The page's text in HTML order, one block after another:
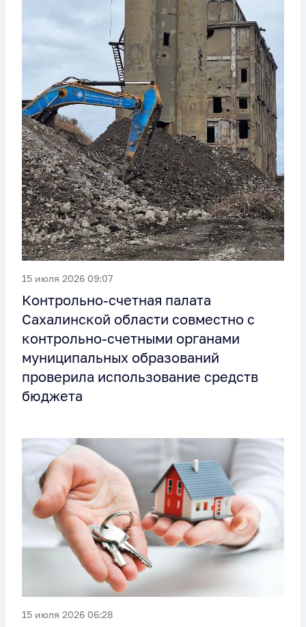
15 июля 2026 09:07
Контрольно-счетная палата
Сахалинской области совместно с
контрольно-счетными органами
муниципальных образований
проверила использование средств
бюджета
15 июля 2026 06:28